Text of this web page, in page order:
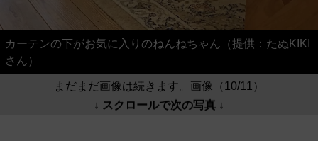
カーテンの下がお気に入りのねんねちゃん（提供：たぬKIKI
さん）
まだまだ画像は続きます。画像（10/11）
↓ スクロールで次の写真 ↓